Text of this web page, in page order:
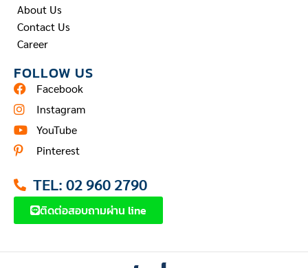
About Us
Contact Us
Career
FOLLOW US
Facebook
Instagram
YouTube
Pinterest
TEL: 02 960 2790
ติดต่อสอบถามผ่าน line